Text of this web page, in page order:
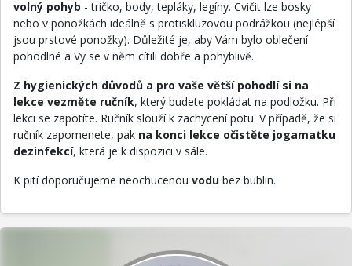
volný pohyb - tričko, body, tepláky, legíny. Cvičit lze bosky
nebo v ponožkách ideálně s protiskluzovou podrážkou (nejlépší
jsou prstové ponožky). Důležité je, aby Vám bylo oblečení
pohodlné a Vy se v něm cítili dobře a pohyblivě.
Z hygienických důvodů a pro vaše větší pohodlí si na
lekce vezměte ručník, který budete pokládat na podložku. Při
lekci se zapotíte. Ručník slouží k zachycení potu. V případě, že si
ručník zapomenete, pak na konci lekce očistěte jogamatku
dezinfekcí, která je k dispozici v sále.
K pití doporučujeme neochucenou vodu bez bublin.